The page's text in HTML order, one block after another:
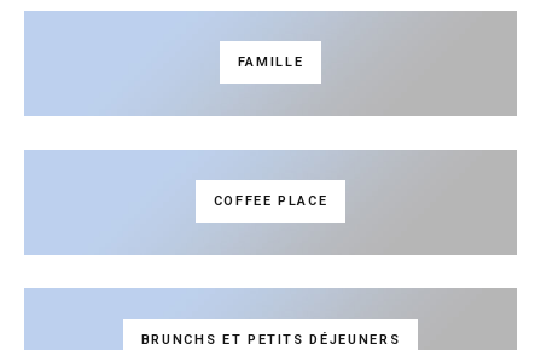
FAMILLE
COFFEE PLACE
BRUNCHS ET PETITS DÉJEUNERS